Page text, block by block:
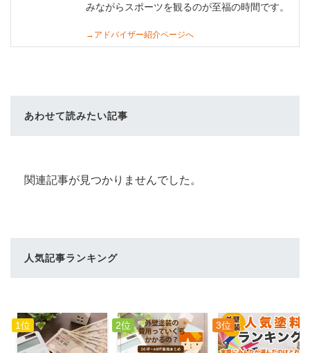
みながらスポーツを観るのが至福の時間です。
→アドバイザー紹介ページへ
あわせて読みたい記事
関連記事が見つかりませんでした。
人気記事ランキング
1位 2位 3位